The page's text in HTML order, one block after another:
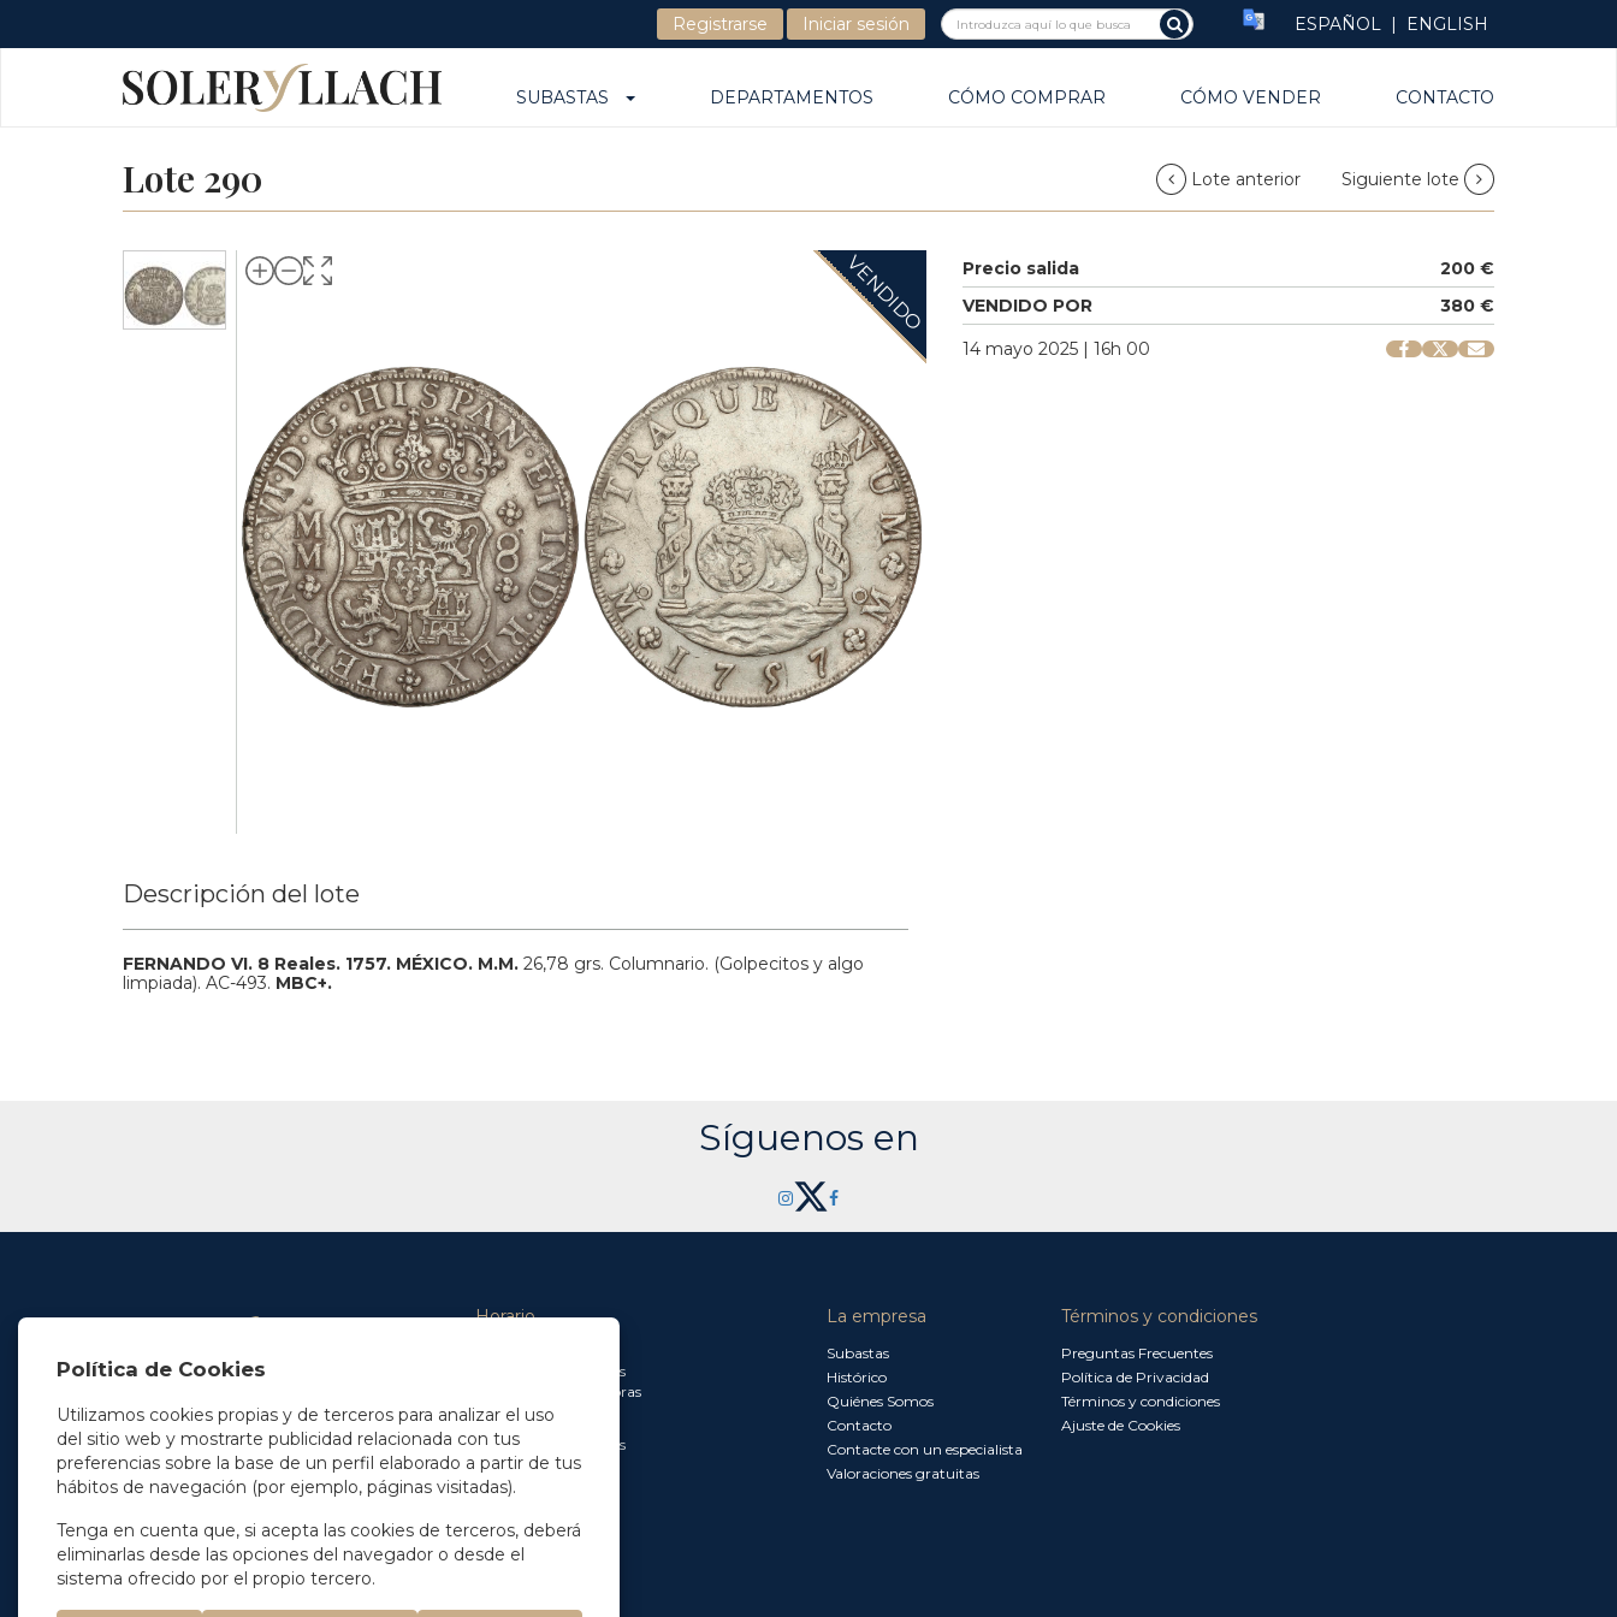
Registrarse Iniciar sesión ESPAÑOL | ENGLISH
SUBASTAS DEPARTAMENTOS CÓMO COMPRAR CÓMO VENDER CONTACTO
Lote 290 Lote anterior Siguiente lote
VENDIDO Precio salida
200 €
VENDIDO POR
380 €
14 mayo 2025 | 16h 00
Descripción del lote
FERNANDO VI. 8 Reales. 1757. MÉXICO. M.M. 26,78 grs. Columnario. (Golpecitos y algo
limpiada). AC-493. MBC+.
Síguenos en
En Madrid
info@soleryllach.com
En Barcelona
Beethoven 13
+34 93 201 87 33
info@soleryllach.com
Horario
De 9.00 a 13.30 horas
y de 14.30 a 18.00 horas
Viernes:
De 8.30 a 15.00 horas
La empresa
Subastas
Histórico
Quiénes Somos
Contacto
Contacte con un especialista
Valoraciones gratuitas
Términos y condiciones
Preguntas Frecuentes
Política de Privacidad
Términos y condiciones
Ajuste de Cookies
Política de Cookies
Utilizamos cookies propias y de terceros para analizar el uso
del sitio web y mostrarte publicidad relacionada con tus
preferencias sobre la base de un perfil elaborado a partir de tus
hábitos de navegación (por ejemplo, páginas visitadas).
Tenga en cuenta que, si acepta las cookies de terceros, deberá
eliminarlas desde las opciones del navegador o desde el
sistema ofrecido por el propio tercero.